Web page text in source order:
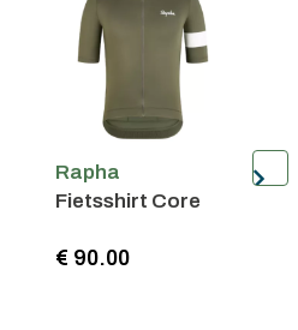
Rapha
Fietsshirt Core
€ 90.00